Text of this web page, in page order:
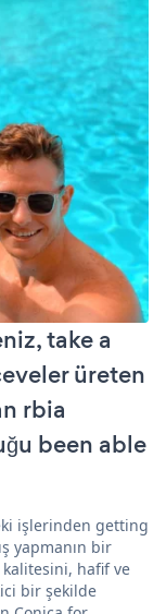
take a
üreten
rbia
been able
işlerinden getting
yapmanın bir
hafif ve
bir şekilde